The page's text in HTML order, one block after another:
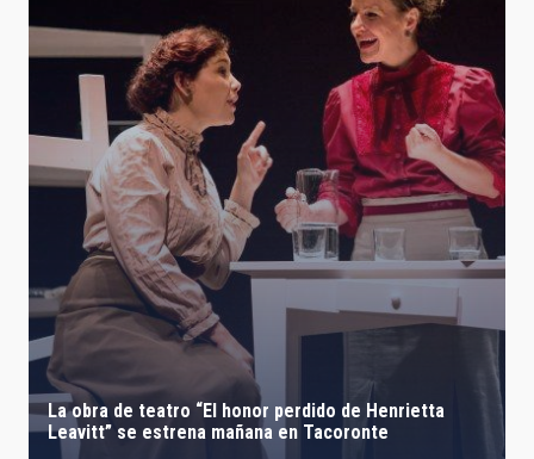
La obra de teatro “El honor perdido de Henrietta
Leavitt” se estrena mañana en Tacoronte